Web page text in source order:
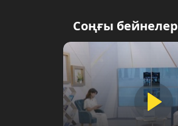
Соңғы бейнелер